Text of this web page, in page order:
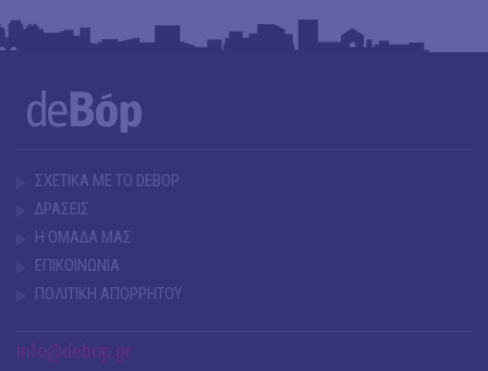
ΣΧΕΤΙΚΑ ΜΕ ΤΟ DEBOP
ΔΡΑΣΕΙΣ
Η ΟΜΑΔΑ ΜΑΣ
ΕΠΙΚΟΙΝΩΝΙΑ
ΠΟΛΙΤΙΚΗ ΑΠΟΡΡΗΤΟΥ
info@debop.gr